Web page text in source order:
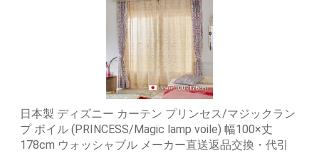
日本製 ディズニー カーテン プリンセス/マジックラン
プ ボイル (PRINCESS/Magic lamp voile) 幅100×丈
178cm ウォッシャブル メーカー直送返品交換・代引